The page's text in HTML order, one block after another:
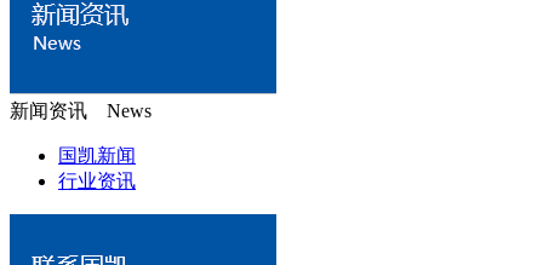
新闻资讯 News
国凯新闻
行业资讯